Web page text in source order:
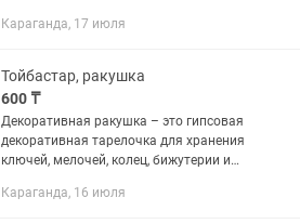
корпоративные подарки. Находится в
любым...
Караганда, 17 июля
Тойбастар, ракушка
600 ₸
Декоративная ракушка – это гипсовая
декоративная тарелочка для хранения
ключей, мелочей, колец, бижутерии и
100 штукк с упаковкой в коробку с
Караганда, 16 июля